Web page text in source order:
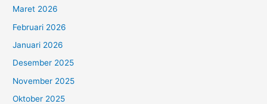
Maret 2026
Februari 2026
Januari 2026
Desember 2025
November 2025
Oktober 2025